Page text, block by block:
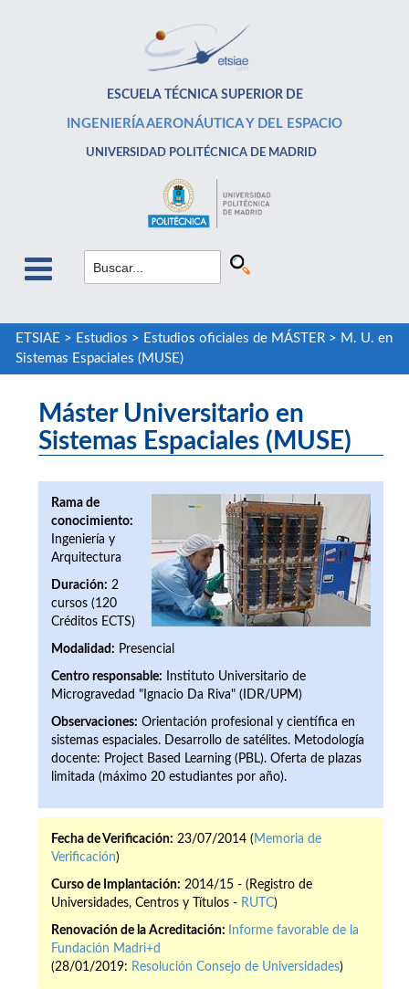
ESCUELA TÉCNICA SUPERIOR DE
INGENIERÍA AERONÁUTICA Y DEL ESPACIO
UNIVERSIDAD POLITÉCNICA DE MADRID
ETSIAE > Estudios > Estudios oficiales de MÁSTER> M. U. en
Sistemas Espaciales (MUSE)
Máster Universitario en
Sistemas Espaciales (MUSE)
Rama de
conocimiento:
Ingeniería y
Arquitectura
Duración: 2
cursos (120
Créditos ECTS)
Modalidad: Presencial
Centro responsable: Instituto Universitario de
Microgravedad "Ignacio Da Riva" (IDR/UPM)
Observaciones: Orientación profesional y científica en
sistemas espaciales. Desarrollo de satélites. Metodología
docente: Project Based Learning (PBL). Oferta de plazas
limitada (máximo 20 estudiantes por año).
Fecha de Verificación: 23/07/2014 ( Memoria de
Verificación)
Curso de Implantación: 2014/15 - (Registro de
Universidades, Centros y Títulos - RUTC)
Renovación de la Acreditación:
Informe favorable de la
Fundación Madri+d
(28/01/2019: Resolución Consejo de Universidades)